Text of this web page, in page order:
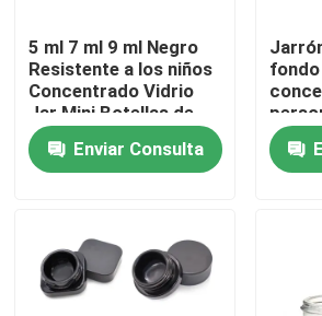
Éntrenos en contacto con
Noticias
Pida una cita
Tarros de cristal del concentrado
5 ml 7 ml 9 ml Negro
Resistente a los niños
Concentrado Vidrio
Jar Mini Botellas de
Crema Cosméticos
Negro Contenedores
Jarras con tapa
Enviar Consulta
9ml
niños